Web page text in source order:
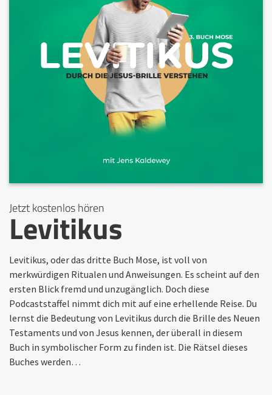
Jetzt kostenlos hören
Levitikus
Levitikus, oder das dritte Buch Mose, ist voll von
merkwürdigen Ritualen und Anweisungen. Es scheint auf den
ersten Blick fremd und unzugänglich. Doch diese
Podcaststaffel nimmt dich mit auf eine erhellende Reise. Du
lernst die Bedeutung von Levitikus durch die Brille des Neuen
Testaments und von Jesus kennen, der überall in diesem
Buch in symbolischer Form zu finden ist. Die Rätsel dieses
Buches werden…